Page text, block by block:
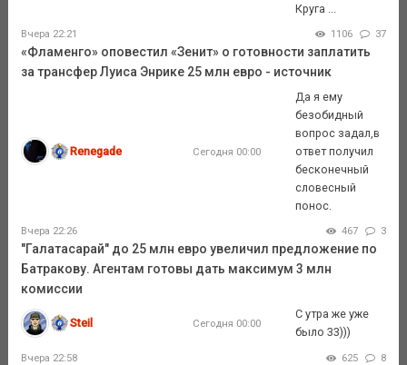
Круга ...
Вчера 22:21 1106 37
«Фламенго» оповестил «Зенит» о готовности заплатить
за трансфер Луиса Энрике 25 млн евро - источник
Renegade Сегодня 00:00
Да я ему
безобидный
вопрос задал,в
ответ получил
бесконечный
словесный
понос.
Вчера 22:26 467 3
"Галатасарай" до 25 млн евро увеличил предложение по
Батракову. Агентам готовы дать максимум 3 млн
комиссии
Steil Сегодня 00:00
С утра же уже
было 33)))
Вчера 22:58 625 8